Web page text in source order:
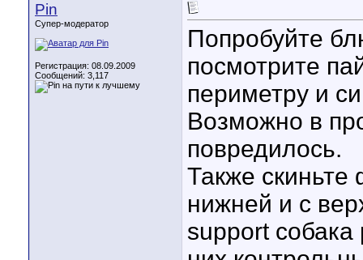
Pin
Супер-модератор
Регистрация: 08.09.2009
Сообщений: 3,117
Попробуйте
посмотрите
периметру и
Возможно в
повредилось.
Также
нижней и с
support